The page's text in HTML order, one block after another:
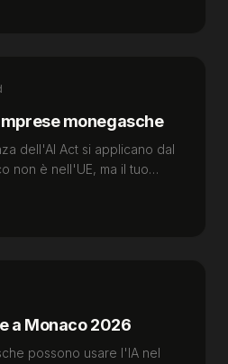
monegasche
dell'AI Act si applicano dal
non è nell'UE, ma il tuo
a Monaco 2026
possono usare l'IA nel